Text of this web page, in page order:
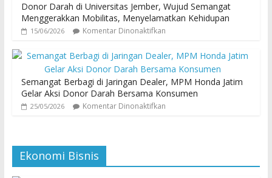
Donor Darah di Universitas Jember, Wujud Semangat
Menggerakkan Mobilitas, Menyelamatkan Kehidupan
15/06/2026 Komentar Dinonaktifkan
Semangat Berbagi di Jaringan Dealer, MPM Honda Jatim
Gelar Aksi Donor Darah Bersama Konsumen
25/05/2026 Komentar Dinonaktifkan
Ekonomi Bisnis